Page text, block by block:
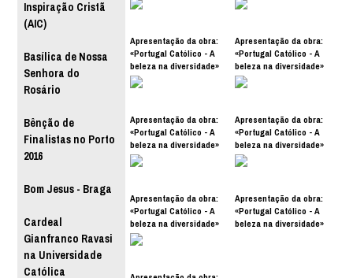
Inspiração Cristã
(AIC)
Basílica de Nossa
Senhora do
Rosário
Bênção de
Finalistas no Porto
2016
Bom Jesus - Braga
Cardeal
Gianfranco Ravasi
na Universidade
Católica
Apresentação da obra:
«Portugal Católico - A
beleza na diversidade»
Apresentação da obra:
«Portugal Católico - A
beleza na diversidade»
Apresentação da obra:
«Portugal Católico - A
beleza na diversidade»
Apresentação da obra:
«Portugal Católico - A
beleza na diversidade»
Apresentação da obra:
«Portugal Católico - A
beleza na diversidade»
Apresentação da obra:
«Portugal Católico - A
beleza na diversidade»